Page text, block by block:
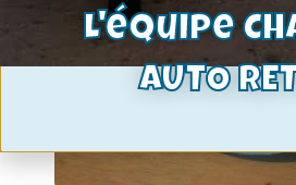
L'équipe
AUTO